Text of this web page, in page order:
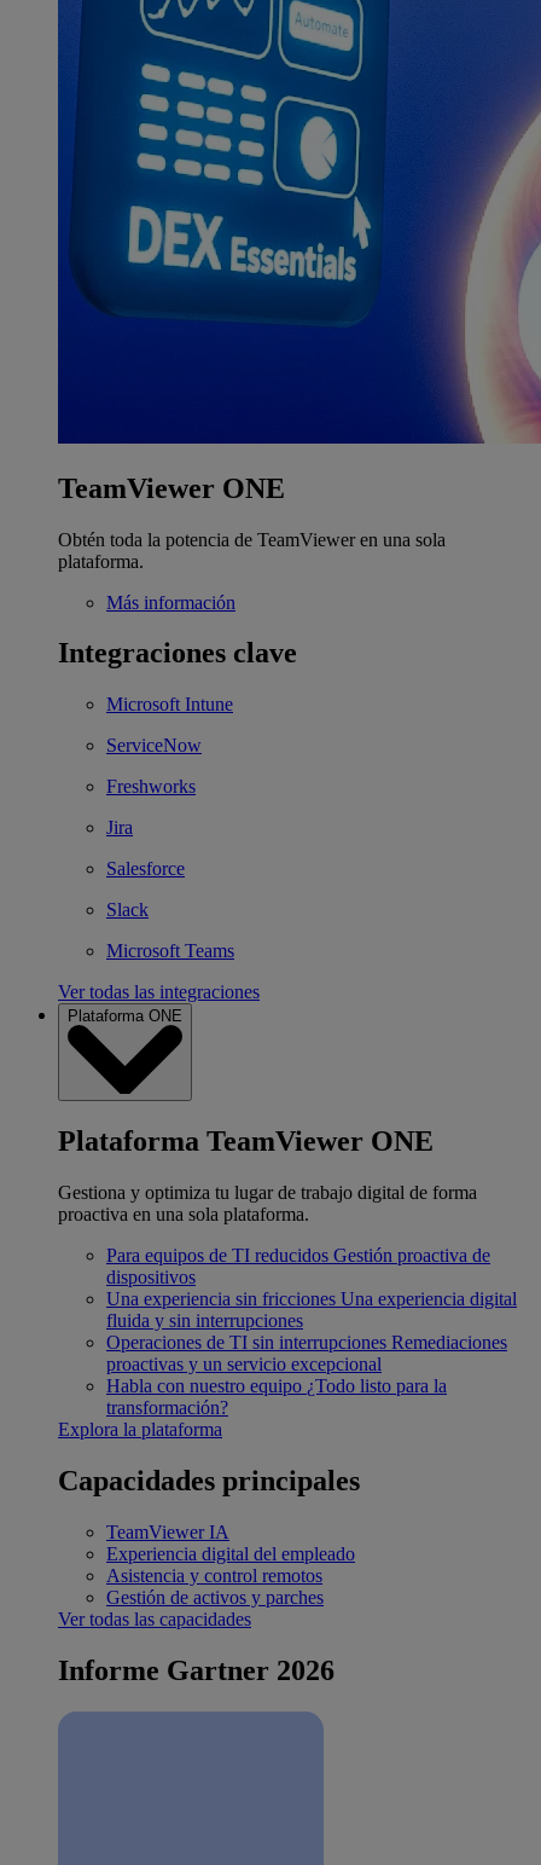
TeamViewer ONE
Obtén toda la potencia de TeamViewer en una sola
plataforma.
Más información
Integraciones clave
Microsoft Intune
ServiceNow
Freshworks
Jira
Salesforce
Slack
Microsoft Teams
Ver todas las integraciones
Plataforma ONE
Plataforma TeamViewer ONE
Gestiona y optimiza tu lugar de trabajo digital de forma
proactiva en una sola plataforma.
Para equipos de TI reducidos Gestión proactiva de
dispositivos
Una experiencia sin fricciones Una experiencia digital
fluida y sin interrupciones
Operaciones de TI sin interrupciones Remediaciones
proactivas y un servicio excepcional
Habla con nuestro equipo ¿Todo listo para la
transformación?
Explora la plataforma
Capacidades principales
TeamViewer IA
Experiencia digital del empleado
Asistencia y control remotos
Gestión de activos y parches
Ver todas las capacidades
Informe Gartner 2026